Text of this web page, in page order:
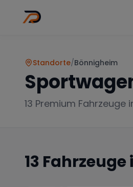
Standorte/Bönnigheim
13 Premium Fahrzeuge
13 Fahrzeuge